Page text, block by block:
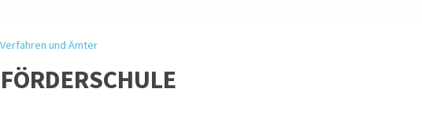
Verfahren und Ämter